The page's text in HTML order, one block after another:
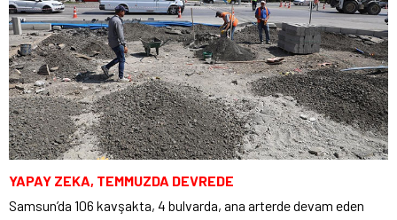
YAPAY ZEKA, TEMMUZDA DEVREDE
Samsun’da 106 kavşakta, 4 bulvarda, ana arterde devam eden